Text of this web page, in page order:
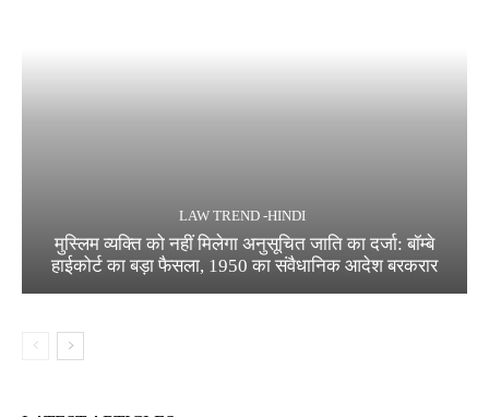
LAW TREND -HINDI
मुस्लिम व्यक्ति को नहीं मिलेगा अनुसूचित जाति का दर्जा: बॉम्बे
हाईकोर्ट का बड़ा फैसला, 1950 का संवैधानिक आदेश बरकरार